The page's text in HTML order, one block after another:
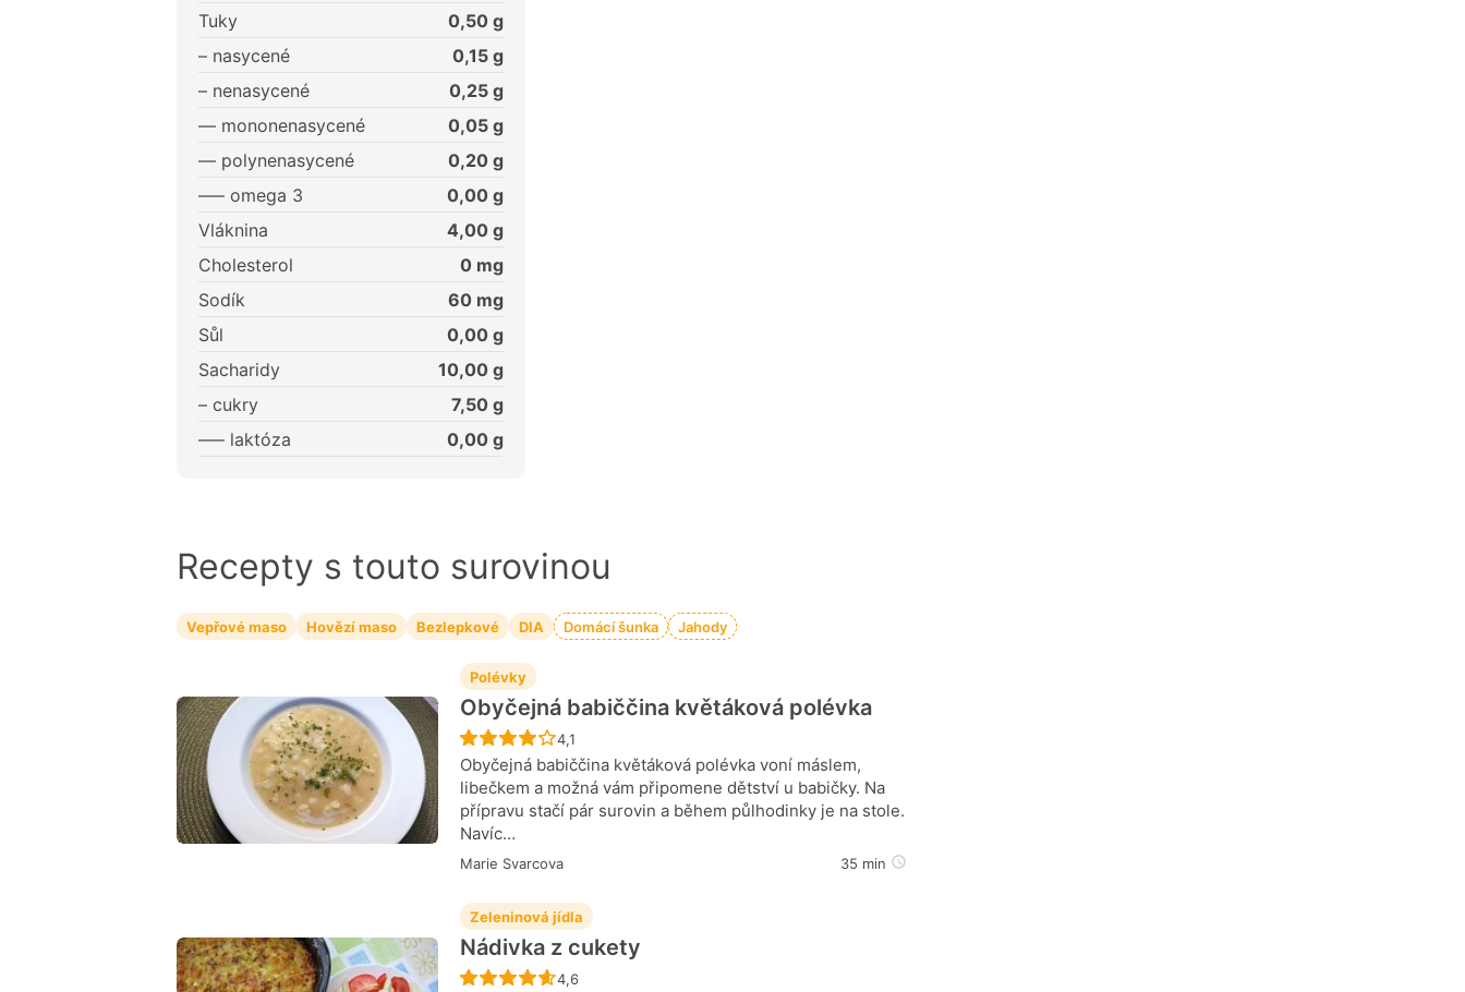
Tuky
0,50 g
– nasycené
0,15 g
– nenasycené
0,25 g
–– mononenasycené
0,05 g
–– polynenasycené
0,20 g
––– omega 3
0,00 g
Vláknina
4,00 g
Cholesterol
0 mg
Sodík
60 mg
Sůl
0,00 g
Sacharidy
10,00 g
– cukry
7,50 g
––– laktóza
0,00 g
Recepty s touto surovinou
Vepřové maso Hovězí maso Bezlepkové DIA Domácí šunka Jahody
Polévky
Obyčejná babiččina květáková polévka
Recept ještě nebyl hodnocen
4,1
Obyčejná babiččina květáková polévka voní máslem,
libečkem a možná vám připomene dětství u babičky. Na
přípravu stačí pár surovin a během půlhodinky je na stole.
Navíc…
Marie Svarcova 35 min
Zeleninová jídla
Nádivka z cukety
Recept ještě nebyl hodnocen
4,6